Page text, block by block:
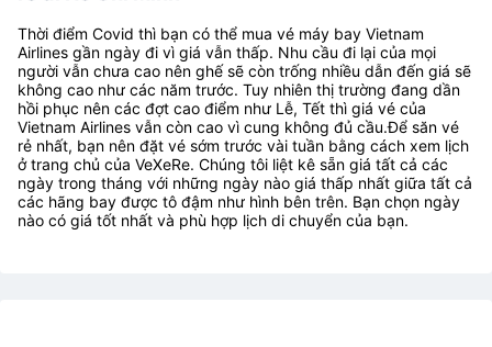
Thời điểm Covid thì bạn có thể mua vé máy bay Vietnam
Airlines gần ngày đi vì giá vẫn thấp. Nhu cầu đi lại của mọi
người vẫn chưa cao nên ghế sẽ còn trống nhiều dẫn đến giá sẽ
không cao như các năm trước. Tuy nhiên thị trường đang dần
hồi phục nên các đợt cao điểm như Lễ, Tết thì giá vé của
Vietnam Airlines vẫn còn cao vì cung không đủ cầu.Để săn vé
rẻ nhất, bạn nên đặt vé sớm trước vài tuần bằng cách xem lịch
ở trang chủ của VeXeRe. Chúng tôi liệt kê sẵn giá tất cả các
ngày trong tháng với những ngày nào giá thấp nhất giữa tất cả
các hãng bay được tô đậm như hình bên trên. Bạn chọn ngày
nào có giá tốt nhất và phù hợp lịch di chuyển của bạn.